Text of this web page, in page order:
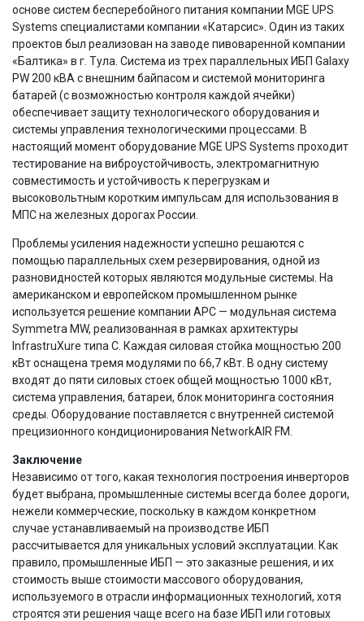
основе систем бесперебойного питания компании MGE UPS
Systems специалистами компании «Катарсис». Один из таких
проектов был реализован на заводе пивоваренной компании
«Балтика» в г. Тула. Система из трех параллельных ИБП Galaxy
PW 200 кВА с внешним байпасом и системой мониторинга
батарей (с возможностью контроля каждой ячейки)
обеспечивает защиту технологического оборудования и
системы управления технологическими процессами. В
настоящий момент оборудование MGE UPS Systems проходит
тестирование на виброустойчивость, электромагнитную
совместимость и устойчивость к перегрузкам и
высоковольтным коротким импульсам для использования в
МПС на железных дорогах России.
Проблемы усиления надежности успешно решаются с
помощью параллельных схем резервирования, одной из
разновидностей которых являются модульные системы. На
американском и европейском промышленном рынке
используется решение компании APC — модульная система
Symmetra MW, реализованная в рамках архитектуры
InfrastruXure типа C. Каждая силовая стойка мощностью 200
кВт оснащена тремя модулями по 66,7 кВт. В одну систему
входят до пяти силовых стоек общей мощностью 1000 кВт,
система управления, батареи, блок мониторинга состояния
среды. Оборудование поставляется с внутренней системой
прецизионного кондиционирования NetworkAIR FM.
Заключение
Независимо от того, какая технология построения инверторов
будет выбрана, промышленные системы всегда более дороги,
нежели коммерческие, поскольку в каждом конкретном
случае устанавливаемый на производстве ИБП
рассчитывается для уникальных условий эксплуатации. Как
правило, промышленные ИБП — это заказные решения, и их
стоимость выше стоимости массового оборудования,
используемого в отрасли информационных технологий, хотя
строятся эти решения чаще всего на базе ИБП или готовых